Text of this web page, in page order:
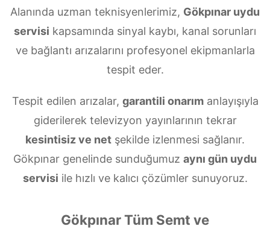
Alanında uzman teknisyenlerimiz, Gökpınar uydu
servisi kapsamında sinyal kaybı, kanal sorunları
ve bağlantı arızalarını profesyonel ekipmanlarla
tespit eder.
Tespit edilen arızalar, garantili onarımanlayışıyla
giderilerek televizyon yayınlarının tekrar
kesintisiz ve net şekilde izlenmesi sağlanır.
Gökpınar genelinde sunduğumuz aynı gün uydu
servisi ile hızlı ve kalıcı çözümler sunuyoruz.
Gökpınar Tüm Semt ve